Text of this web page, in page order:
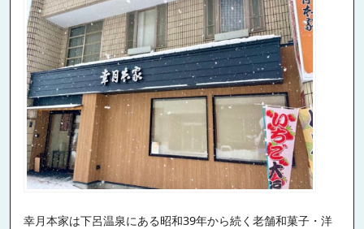
幸月本家は下呂温泉にある昭和39年から続く老舗和菓子・洋